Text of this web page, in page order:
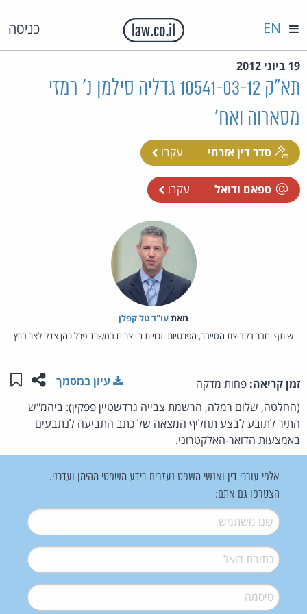
כניסה EN
19 ביוני 2012
תא"ק 10541-03-12 גדליה סילמן נ' רמזי
מסארוה ואח'
סדר דין אזרחי עקבו
ספאם ודואל עקבו
מאת‏עו"ד טל קפלן
שותף וחבר בקבוצת הסייבר, הפרטיות וזכויות היוצרים במשרד פרל כהן צדק לצר ברץ
זמן קריאה: פחות מדקה שתפו
עיון במסמך
(החלטה, שלום רמלה, הרשמת צבייה גרדשטיין פפקין): ביהמ"ש
התיר לתובע לבצע תחליף המצאה של כתב התביעה לנתבעים
באמצעות הדואר-האלקטרוני.
אלפי עורכי דין ואנשי משפט נעזרים בידע משפטי מהימן ועדכני.
הצטרפו גם אתם:
שם משתמש*
דואל*
סיסמה*